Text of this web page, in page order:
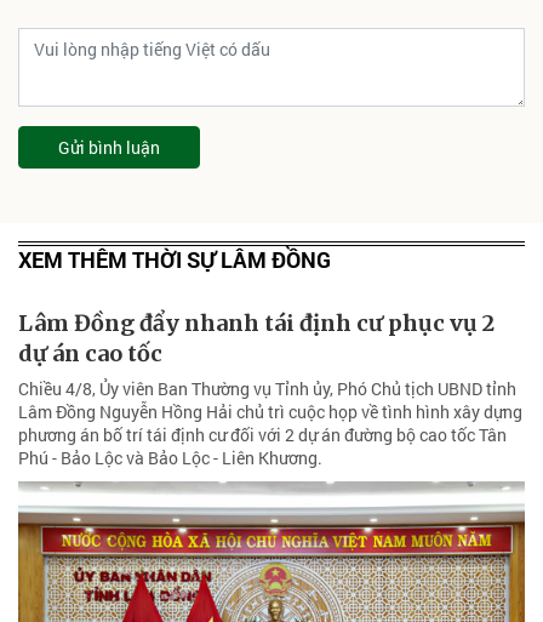
Gửi bình luận
XEM THÊM THỜI SỰ LÂM ĐỒNG
Lâm Đồng đẩy nhanh tái định cư phục vụ 2
dự án cao tốc
Chiều 4/8, Ủy viên Ban Thường vụ Tỉnh ủy, Phó Chủ tịch UBND tỉnh
Lâm Đồng Nguyễn Hồng Hải chủ trì cuộc họp về tình hình xây dựng
phương án bố trí tái định cư đối với 2 dự án đường bộ cao tốc Tân
Phú - Bảo Lộc và Bảo Lộc - Liên Khương.